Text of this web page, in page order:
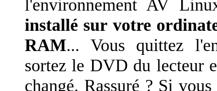
l'environnement AV
installé sur votre
RAM... Vous quittez
sortez le DVD du lecteur
changé. Rassuré ? Si